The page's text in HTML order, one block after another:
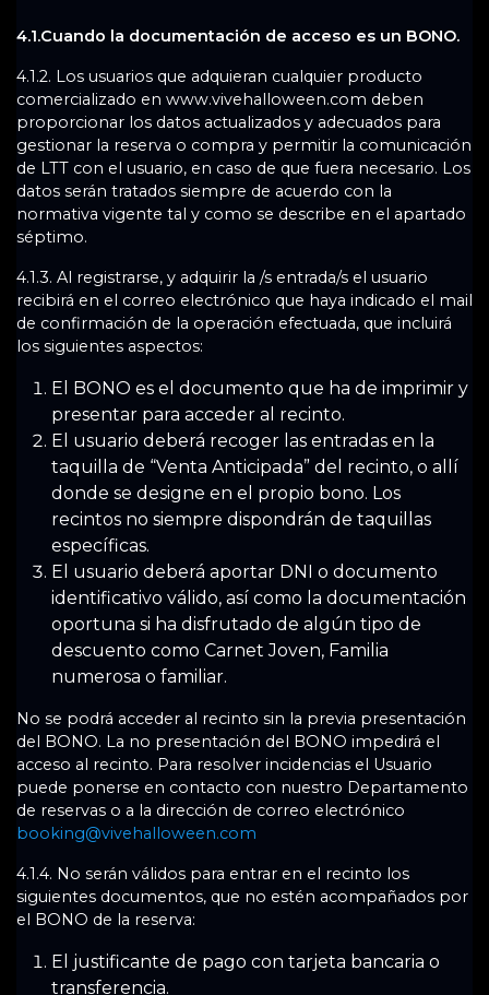
4.1.Cuando la documentación de acceso es un BONO.
4.1.2. Los usuarios que adquieran cualquier producto
comercializado en www.vivehalloween.com deben
proporcionar los datos actualizados y adecuados para
gestionar la reserva o compra y permitir la comunicación
de LTT con el usuario, en caso de que fuera necesario. Los
datos serán tratados siempre de acuerdo con la
normativa vigente tal y como se describe en el apartado
séptimo.
4.1.3. Al registrarse, y adquirir la /s entrada/s el usuario
recibirá en el correo electrónico que haya indicado el mail
de confirmación de la operación efectuada, que incluirá
los siguientes aspectos:
El BONO es el documento que ha de imprimir y
presentar para acceder al recinto.
El usuario deberá recoger las entradas en la
taquilla de “Venta Anticipada” del recinto, o allí
donde se designe en el propio bono. Los
recintos no siempre dispondrán de taquillas
específicas.
El usuario deberá aportar DNI o documento
identificativo válido, así como la documentación
oportuna si ha disfrutado de algún tipo de
descuento como Carnet Joven, Familia
numerosa o familiar.
No se podrá acceder al recinto sin la previa presentación
del BONO. La no presentación del BONO impedirá el
acceso al recinto. Para resolver incidencias el Usuario
puede ponerse en contacto con nuestro Departamento
de reservas o a la dirección de correo electrónico
booking@vivehalloween.com
4.1.4. No serán válidos para entrar en el recinto los
siguientes documentos, que no estén acompañados por
el BONO de la reserva:
El justificante de pago con tarjeta bancaria o
transferencia.